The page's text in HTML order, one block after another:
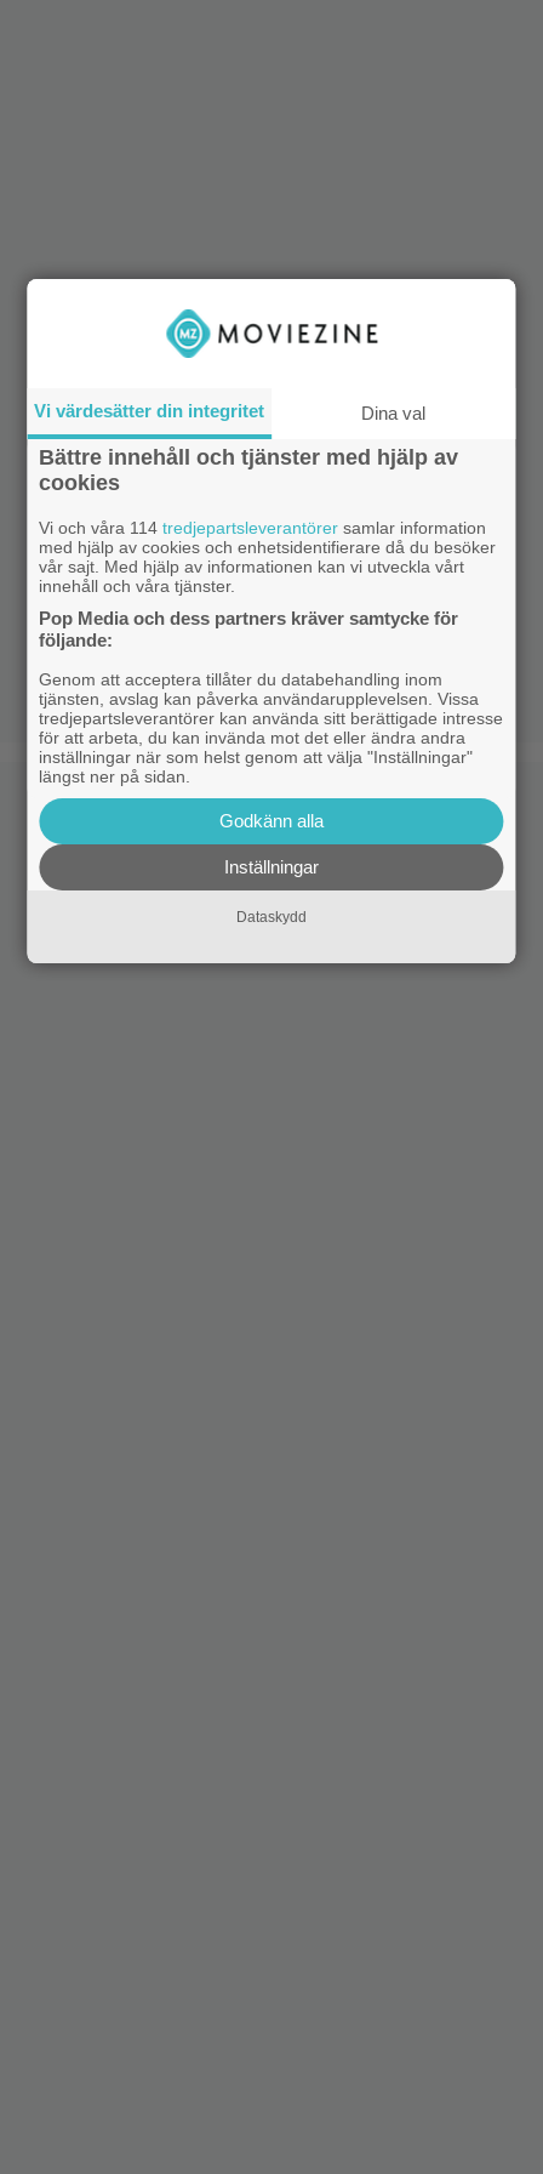
Vi värdesätter din integritet Dina val
Bättre innehåll och tjänster med hjälp av
cookies
Vi och våra 114tredjepartsleverantörer samlar information
med hjälp av cookies och enhetsidentifierare då du besöker
vår sajt. Med hjälp av informationen kan vi utveckla vårt
innehåll och våra tjänster.
Pop Media och dess partners kräver samtycke för
följande:
Genom att acceptera tillåter du databehandling inom
tjänsten, avslag kan påverka användarupplevelsen. Vissa
tredjepartsleverantörer kan använda sitt berättigade intresse
för att arbeta, du kan invända mot det eller ändra andra
inställningar när som helst genom att välja "Inställningar"
längst ner på sidan.
Godkänn alla
Inställningar
Dataskydd